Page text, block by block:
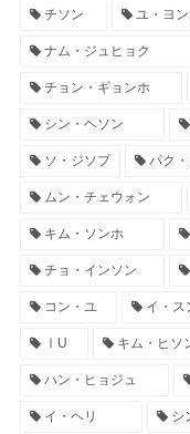
チソン ユ・ヨ
ナム・ジュヒョク
チョン・ギョンホ
シン・ヘソン
ソ・ジソプ パク
ムン・チェウォン
キム・ソンホ
チョ・インソン
コン・ユ イ・ス
ⅠU キム・ヒソ
ハン・ヒョジュ
イ・ヘリ シ